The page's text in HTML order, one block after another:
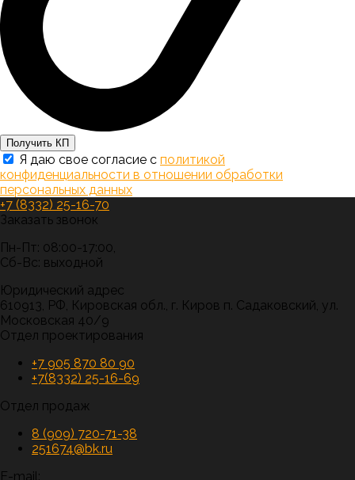
Получить КП
Я даю свое согласие с политикой
конфиденциальности в отношении обработки
персональных данных
+7 (8332) 25-16-70
Заказать звонок
Пн-Пт: 08:00-17:00,
Сб-Вс: выходной
Юридический адрес
610913, РФ, Кировская обл., г. Киров п. Садаковский, ул.
Московская 40/9
Отдел проектирования
+7 905 870 80 90
+7(8332) 25-16-69
Отдел продаж
8 (909) 720-71-38
251674@bk.ru
E-mail: